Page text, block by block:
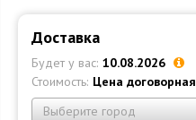
Доставка
Будет у вас: 10.08.2026
Стоимость: Цена договорная
Выберите город